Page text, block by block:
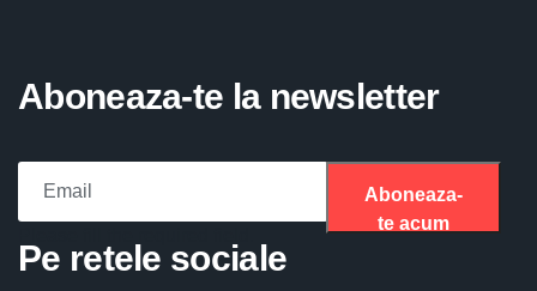
Aboneaza-te la newsletter
Aboneaza-
te acum
Pe retele sociale